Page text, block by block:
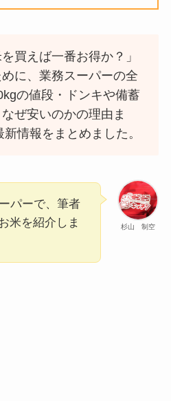
を買えば一番お得か？」
に、業務スーパーの全
の値段・ドンキや備蓄
ぜ安いのかの理由ま
情報をまとめました。
杉山 制空
パーで、筆者
米を紹介しま